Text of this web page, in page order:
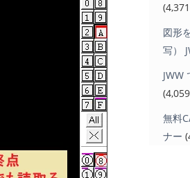
図形
写）
JWW
無料
ナー